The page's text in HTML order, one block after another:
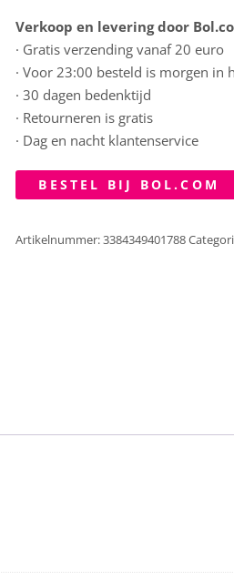
Verkoop en levering door
· Gratis verzending vanaf 20 euro
· Voor 23:00 besteld is morgen in
· 30 dagen bedenktijd
· Retourneren is gratis
· Dag en nacht klantenservice
BESTEL BIJ BOL.COM
Artikelnummer:3384349401788